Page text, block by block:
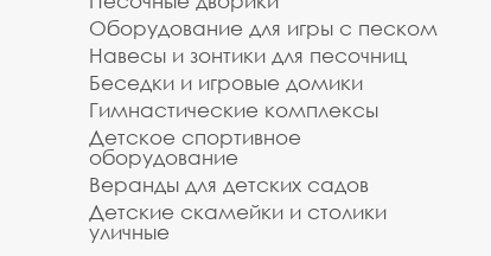
Оборудование для игры с песком
Навесы и зонтики для песочниц
Беседки и игровые домики
Гимнастические комплексы
Детское спортивное
оборудование
Веранды для детских садов
Детские скамейки и столики
уличные